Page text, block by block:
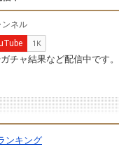
チャ結果など配信中です
ンキング